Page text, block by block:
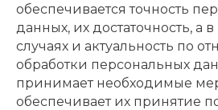
обеспечивается точность
данных, их достаточность, а
случаях и актуальность по
обработки персональных
принимает необходимые
обеспечивает их принятие